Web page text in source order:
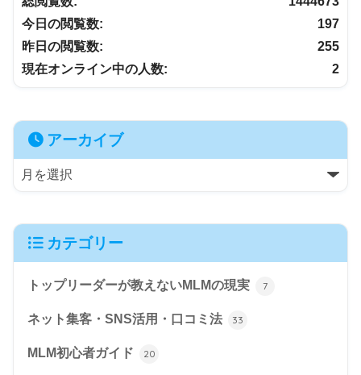
197
今日の閲覧数:
255
昨日の閲覧数:
2
現在オンライン中の人数:
アーカイブ
カテゴリー
トップリーダーが教えないMLMの現実 7
ネット集客・SNS活用・口コミ法 33
MLM初心者ガイド 20